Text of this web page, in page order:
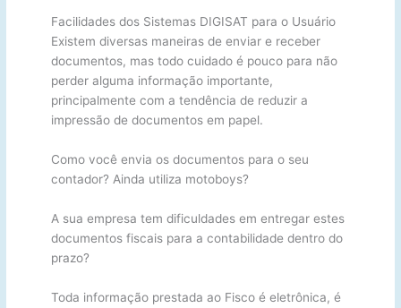
Facilidades dos Sistemas DIGISAT para o Usuário
Existem diversas maneiras de enviar e receber
documentos, mas todo cuidado é pouco para não
perder alguma informação importante,
principalmente com a tendência de reduzir a
impressão de documentos em papel.
Como você envia os documentos para o seu
contador? Ainda utiliza motoboys?
A sua empresa tem dificuldades em entregar estes
documentos fiscais para a contabilidade dentro do
prazo?
Toda informação prestada ao Fisco é eletrônica, é